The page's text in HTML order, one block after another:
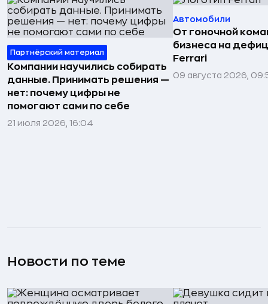
Партнёрский материал
Компании научились собирать
данные. Принимать решения —
нет: почему цифры не
помогают сами по себе
21 июля 2026, 16:04
Автомобили
От гоночной
бизнеса на
Ferrari
09 августа 2026,
Новости по теме